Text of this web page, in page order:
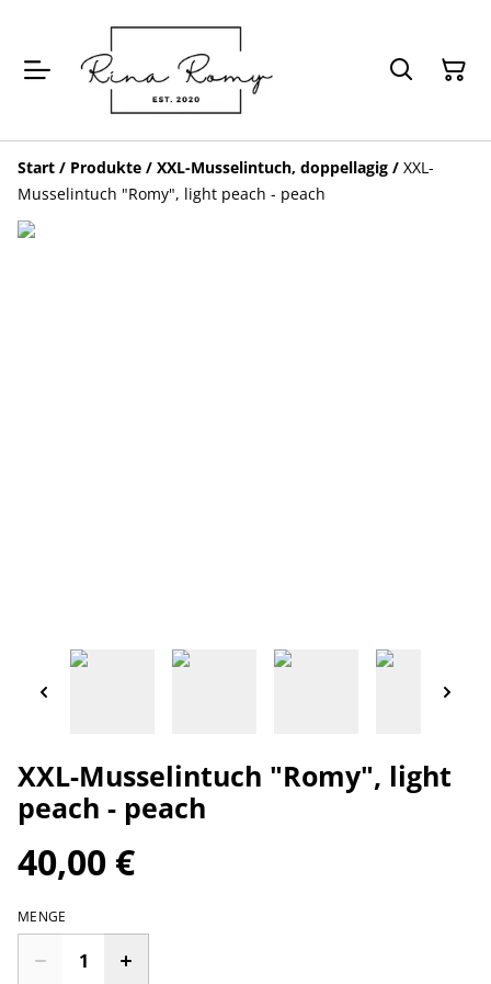
Start / Produkte / XXL-Musselintuch, doppellagig / XXL-
Musselintuch "Romy", light peach - peach
XXL-Musselintuch "Romy", light
peach - peach
40,00 €
MENGE